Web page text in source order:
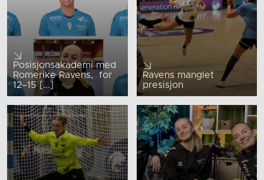
Posisjonsakademi med
Romerike Ravens, for
12–15 [...]
Ravens manglet
presisjon